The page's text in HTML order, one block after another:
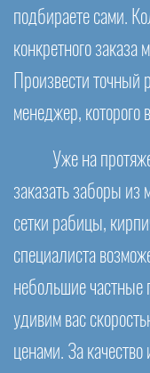
подбираете сами.
конкретного
Произвести
менеджер, которого
Уже на
заказать заборы из
сетки рабицы,
специалиста
небольшие частные
удивим вас
ценами. За